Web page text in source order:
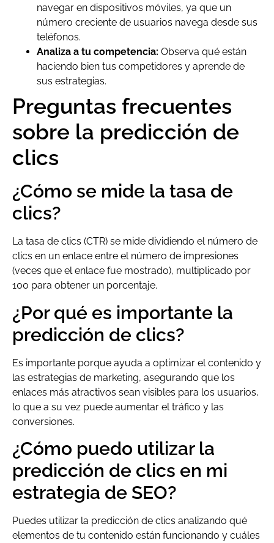
navegar en dispositivos móviles, ya que un
número creciente de usuarios navega desde sus
teléfonos.
Analiza a tu competencia: Observa qué están
haciendo bien tus competidores y aprende de
sus estrategias.
Preguntas frecuentes
sobre la predicción de
clics
¿Cómo se mide la tasa de
clics?
La tasa de clics (CTR) se mide dividiendo el número de
clics en un enlace entre el número de impresiones
(veces que el enlace fue mostrado), multiplicado por
100 para obtener un porcentaje.
¿Por qué es importante la
predicción de clics?
Es importante porque ayuda a optimizar el contenido y
las estrategias de marketing, asegurando que los
enlaces más atractivos sean visibles para los usuarios,
lo que a su vez puede aumentar el tráfico y las
conversiones.
¿Cómo puedo utilizar la
predicción de clics en mi
estrategia de SEO?
Puedes utilizar la predicción de clics analizando qué
elementos de tu contenido están funcionando y cuáles